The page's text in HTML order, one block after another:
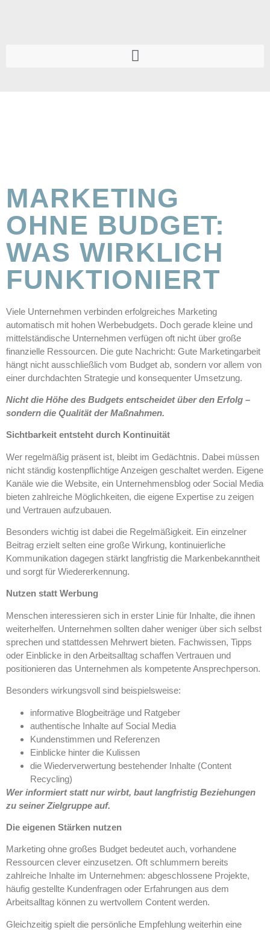
MARKETING
OHNE BUDGET:
WAS WIRKLICH
FUNKTIONIERT
Viele Unternehmen verbinden erfolgreiches Marketing
automatisch mit hohen Werbebudgets. Doch gerade kleine und
mittelständische Unternehmen verfügen oft nicht über große
finanzielle Ressourcen. Die gute Nachricht: Gute Marketingarbeit
hängt nicht ausschließlich vom Budget ab, sondern vor allem von
einer durchdachten Strategie und konsequenter Umsetzung.
Nicht die Höhe des Budgets entscheidet über den Erfolg –
sondern die Qualität der Maßnahmen.
Sichtbarkeit entsteht durch Kontinuität
Wer regelmäßig präsent ist, bleibt im Gedächtnis. Dabei müssen
nicht ständig kostenpflichtige Anzeigen geschaltet werden. Eigene
Kanäle wie die Website, ein Unternehmensblog oder Social Media
bieten zahlreiche Möglichkeiten, die eigene Expertise zu zeigen
und Vertrauen aufzubauen.
Besonders wichtig ist dabei die Regelmäßigkeit. Ein einzelner
Beitrag erzielt selten eine große Wirkung, kontinuierliche
Kommunikation dagegen stärkt langfristig die Markenbekanntheit
und sorgt für Wiedererkennung.
Nutzen statt Werbung
Menschen interessieren sich in erster Linie für Inhalte, die ihnen
weiterhelfen. Unternehmen sollten daher weniger über sich selbst
sprechen und stattdessen Mehrwert bieten. Fachwissen, Tipps
oder Einblicke in den Arbeitsalltag schaffen Vertrauen und
positionieren das Unternehmen als kompetente Ansprechperson.
Besonders wirkungsvoll sind beispielsweise:
informative Blogbeiträge und Ratgeber
authentische Inhalte auf Social Media
Kundenstimmen und Referenzen
Einblicke hinter die Kulissen
die Wiederverwertung bestehender Inhalte (Content
Recycling)
Wer informiert statt nur wirbt, baut langfristig Beziehungen
zu seiner Zielgruppe auf.
Die eigenen Stärken nutzen
Marketing ohne großes Budget bedeutet auch, vorhandene
Ressourcen clever einzusetzen. Oft schlummern bereits
zahlreiche Inhalte im Unternehmen: abgeschlossene Projekte,
häufig gestellte Kundenfragen oder Erfahrungen aus dem
Arbeitsalltag können zu wertvollem Content werden.
Gleichzeitig spielt die persönliche Empfehlung weiterhin eine